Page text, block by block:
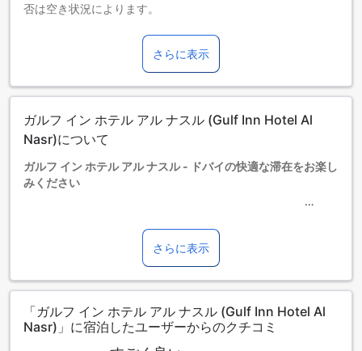
否は空き状況によります。
添い寝の場合は宿泊無料です。
12歳以上の宿泊者は大人とみなされます。
エキストラベッドの追加可否は、ルームタイプにより異なり
ます。各ルームタイプ欄の記載をお確かめください。ルーム
ていない場合は、エキストラベッドの追加はできません。
【ご注意】6部屋以上をご予約の場合は、異なるご予約条件や
さらに表示
ガルフ イン ホテル アル ナスル (Gulf Inn Hotel Al
Nasr)について
ガルフ イン ホテル アル ナスル - ドバイの快適な滞在をお楽し
みください
ガルフ イン ホテル アル ナスルは、ドバイの中心部に位置
し、快適な滞在をお楽しみいただける4.0つ星ホテルです。空
港までの所要時間はわずか15分で、便利な立地にあります。
ホテルは2018年に建設され、114室の客室を提供していま
す。
チェックインは午後2時から可能であり、チェックアウトは正
午まで行うことができます。また、このホテルでは、3歳から
11歳までのお子様が無料で宿泊することができる子供政策が
さらに表示
「ガルフ イン ホテル アル ナスル (Gulf Inn Hotel Al
Nasr)」に宿泊したユーザーからのクチコミ